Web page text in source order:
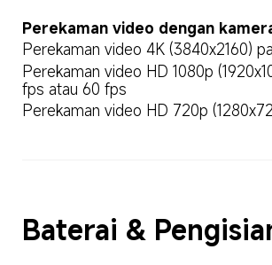
Perekaman video dengan
Perekaman video 4K (3840x2160)
Perekaman video HD 1080p
fps atau 60 fps
Perekaman video HD 720p
Baterai &